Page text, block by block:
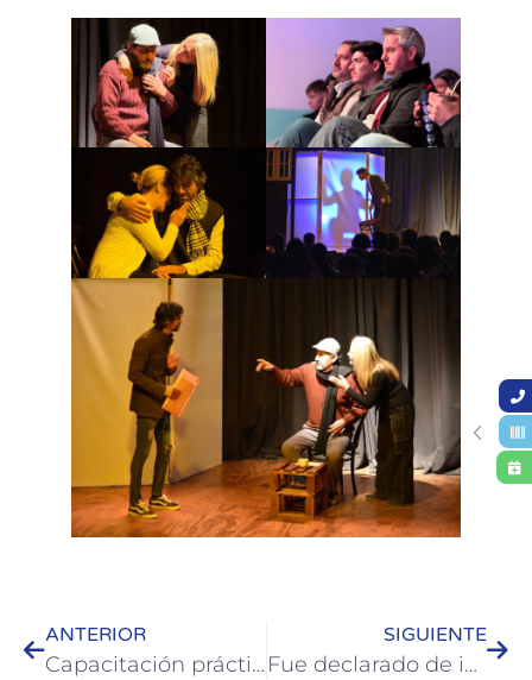
ANTERIOR
Capacitación práctica y teórica sobre matafuegos para empresas e instituciones de Colón
SIGUIENTE
Fue declarado de interés un proyecto que revaloriza almacenes de campo históricos